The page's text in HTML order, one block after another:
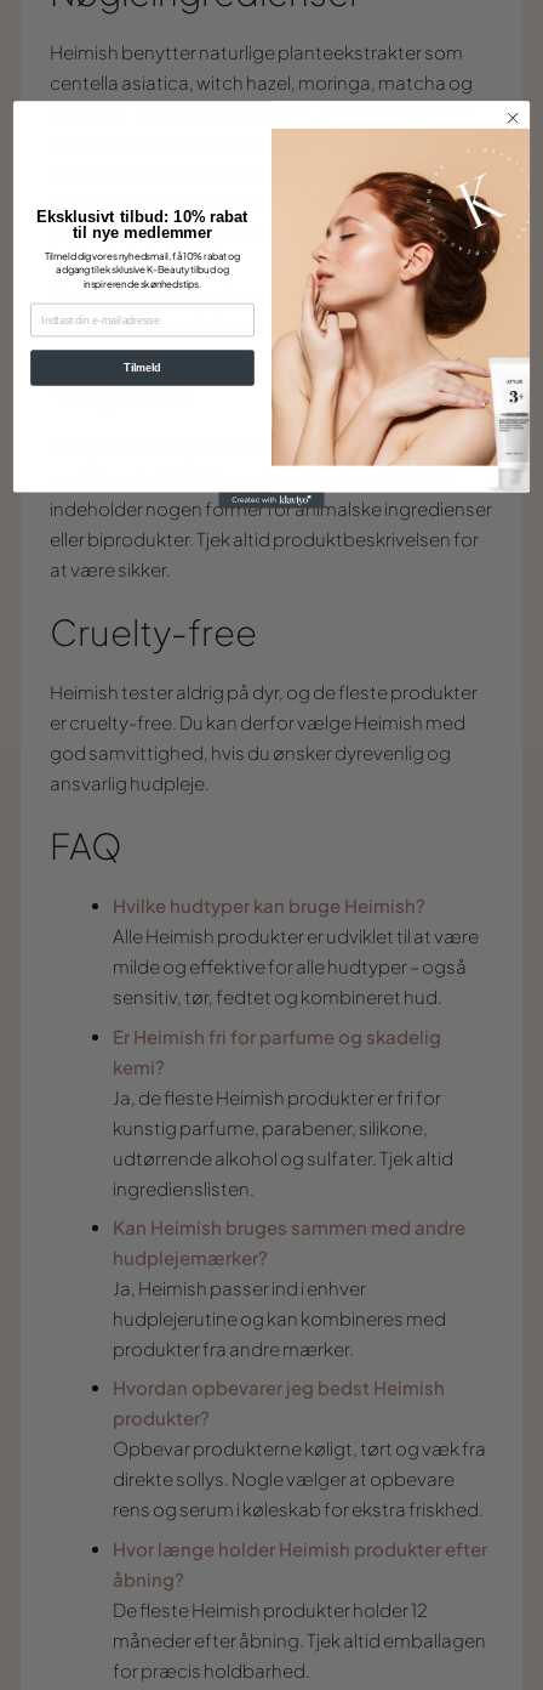
Heimish benytter naturlige planteekstrakter som
centella asiatica, witch hazel, moringa, matcha og
parfume, parabener, silikone, udtørrende alkohol og
sulfater. Alle ingredienser er nøje udvalgt for at give
maksimal effekt med minimal irritation – uanset om
du vælger rens, toner, serum eller creme.
Heimish arbejder med transparens og sikkerhed, så du
altid kan se præcis, hvad du påfører din hud.
Vegansk
Mange Heimish produkter er veganske og
indeholder nogen former for animalske ingredienser
eller biprodukter. Tjek altid produktbeskrivelsen for
at være sikker.
Cruelty-free
Heimish tester aldrig på dyr, og de fleste produkter
er cruelty-free. Du kan derfor vælge Heimish med
god samvittighed, hvis du ønsker dyrevenlig og
ansvarlig hudpleje.
FAQ
Hvilke hudtyper kan bruge Heimish?
Alle Heimish produkter er udviklet til at være
milde og effektive for alle hudtyper – også
sensitiv, tør, fedtet og kombineret hud.
Er Heimish fri for parfume og skadelig
kemi?
Ja, de fleste Heimish produkter er fri for
kunstig parfume, parabener, silikone,
udtørrende alkohol og sulfater. Tjek altid
ingredienslisten.
Kan Heimish bruges sammen med andre
hudplejemærker?
Ja, Heimish passer ind i enhver
hudplejerutine og kan kombineres med
produkter fra andre mærker.
Hvordan opbevarer jeg bedst Heimish
produkter?
Opbevar produkterne køligt, tørt og væk fra
direkte sollys. Nogle vælger at opbevare
rens og serum i køleskab for ekstra friskhed.
Hvor længe holder Heimish produkter efter
åbning?
De fleste Heimish produkter holder 12
måneder efter åbning. Tjek altid emballagen
for præcis holdbarhed.
Eksklusivt tilbud: 10% rabat
til nye medlemmer
Tilmeld dig vores nyhedsmail, få 10% rabat og
adgang til eksklusive K-Beauty tilbud og
inspirerende skønhedstips.
EMAIL
Tilmeld